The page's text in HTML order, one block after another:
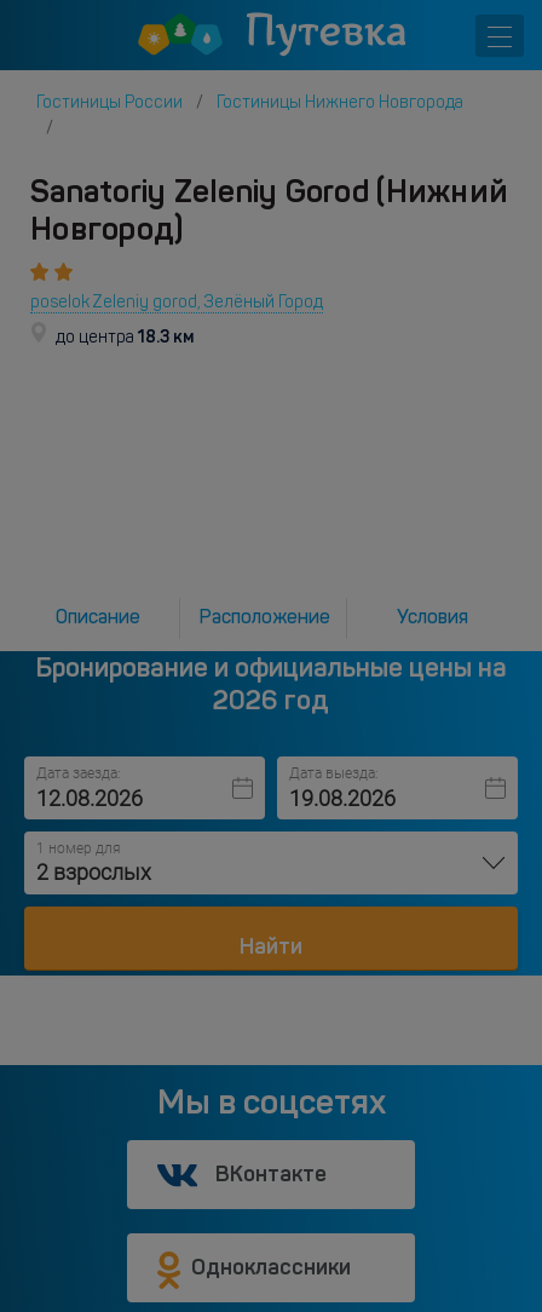
Гостиницы России Гостиницы Нижнего Новгорода
Sanatoriy Zeleniy Gorod (Нижний
Новгород)
poselok Zeleniy gorod, Зелёный Город
до центра 18.3 км
Описание Расположение Условия
Бронирование и официальные цены на
2026 год
Дата заезда: Дата выезда:
1 номер для
2 взрослых
Найти
Мы в соцсетях
ВКонтакте
Одноклассники